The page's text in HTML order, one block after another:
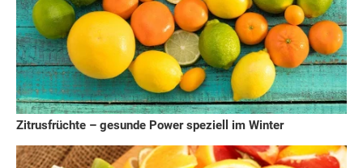
Zitrusfrüchte – gesunde Power speziell im Winter